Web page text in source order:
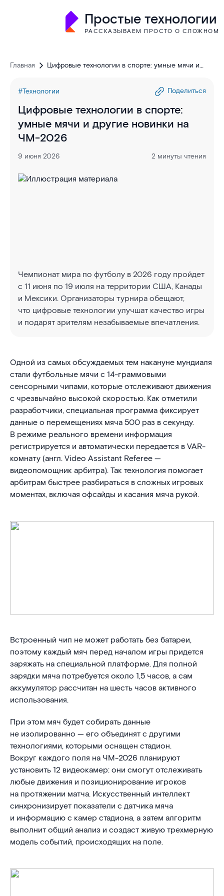
Простые технологии
РАССКАЗЫВАЕМ ПРОСТО О СЛОЖНОМ
Главная
Цифровые технологии в спорте: умные мячи и
#Технологии
Поделиться
Цифровые технологии в спорте:
умные мячи и другие новинки на
ЧМ-2026
9 июня 2026 2 минуты чтения
Чемпионат мира по футболу в 2026 году пройдет
с 11 июня по 19 июля на территории США, Канады
и Мексики. Организаторы турнира обещают,
что цифровые технологии улучшат качество игры
и подарят зрителям незабываемые впечатления.
Одной из самых обсуждаемых тем накануне мундиаля
стали футбольные мячи с 14-граммовыми
сенсорными чипами, которые отслеживают движения
с чрезвычайно высокой скоростью. Как отметили
разработчики, специальная программа фиксирует
данные о перемещениях мяча 500 раз в секунду.
В режиме реального времени информация
регистрируется и автоматически передается в VAR-
комнату (англ. Video Assistant Referee —
видеопомощник арбитра). Так технология помогает
арбитрам быстрее разбираться в сложных игровых
моментах, включая офсайды и касания мяча рукой.
Встроенный чип не может работать без батареи,
поэтому каждый мяч перед началом игры придется
заряжать на специальной платформе. Для полной
зарядки мяча потребуется около 1,5 часов, а сам
аккумулятор рассчитан на шесть часов активного
использования.
При этом мяч будет собирать данные
не изолированно — его объединят с другими
технологиями, которыми оснащен стадион.
Вокруг каждого поля на ЧМ-2026 планируют
установить 12 видеокамер: они смогут отслеживать
любые движения и позиционирование игроков
на протяжении матча. Искусственный интеллект
синхронизирует показатели с датчика мяча
и информацию с камер стадиона, а затем алгоритм
выполнит общий анализ и создаст живую трехмерную
модель событий, происходящих на поле.